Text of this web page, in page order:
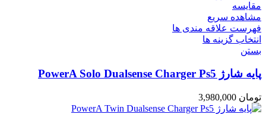
مقایسه
مشاهده سریع
فهرست علاقه مندی ها
انتخاب گزینه ها
بستن
پایه شارژ PowerA Solo Dualsense Charger Ps5
تومان